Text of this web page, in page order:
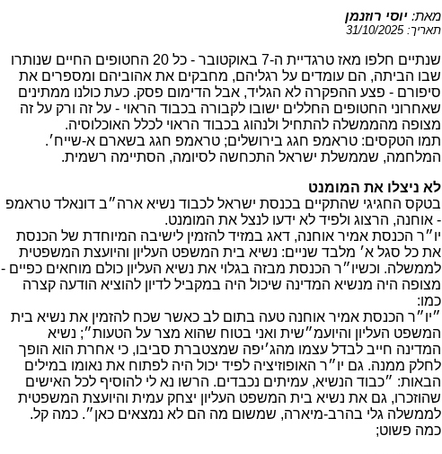
מאת: יוסי רוזנמן
תאריך: 31/10/2025
שנתיים חלפו מאז טרגדיית ה-7 באוקטובר - כל 20 החטופים החיים שנותרו
שבו הביתה, הם עומדים על רגליהם, מחבקים את אהוביהם ומספרים את
סיפורם - פצע ההפקרה לא הגליד, אבל הדימום פסק. כעת כולנו ממתינים
שאחרוני החטופים החללים ישובו לקבורה בכבוד הראוי - על זה ורק על זה
מצופה מהממשלה להתחיל ולנהוג בכבוד הראוי לכלל האוכלוסיה.
תמו הטקסים: טראמפ חגג בירושלים; טראמפ חגג בשארם א-שייח׳.
המלחמה, שממשלת ישראל התכחשה לסיומה, הסתיימה רשמית.
לא ניצלו את המומנט
בטקס החגיגי שהתקיים בכנסת ישראל לכבוד נשיא ארה״ב דונאלד טראמפ
- אוחנה, הרצוג ולפיד לא ידעו לנצל את המומנט.
יו״ר הכנסת אמיר אוחנה, דאג במזיד להזמין לישיבה המיוחדת של הכנסת
את כל סגל א׳ מלבד שניים: נשיא בית המשפט העליון והיועצת המשפטית
לממשלה. וכשיו״ר הכנסת מבזה בגלוי את נשיא העליון כולם מוחאים כפיים -
מצופה היה מנשיא המדינה שיכול היה במקביל לדיון להוציא הודעה קצרה
כמו:
״יו״ר הכנסת אמיר אוחנה טעה בתום לב כאשר שכח להזמין את נשיא בית
המשפט העליון והיועמ״שית ואני בטוח שהוא מצר על הטעות״; נשיא
המדינה חייב לבדל עצמו מהג׳יפה שמצטברת סביבו, כי אחרת הוא הופך
לחלק ממנה. גם יו״ר האופוזיציה לפיד יכול היה לפתוח את נאומו במילים
הבאות: ״כבוד הנשיא, עמיתים נכבדים. הרשו נא לי להוסיף לכל האישים
שהוזכרו, גם את נשיא בית המשפט העליון יצחק עמית והיועצת המשפטית
לממשלה גלי בהרב-מיארה, שמשום מה הם לא נמצאים כאן״. כמה קל.
כמה פשוט;